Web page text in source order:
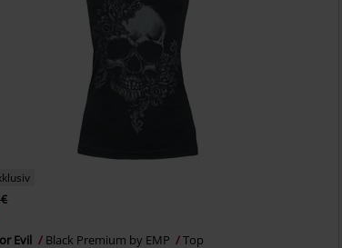
Evil Black Premium by EMP Top